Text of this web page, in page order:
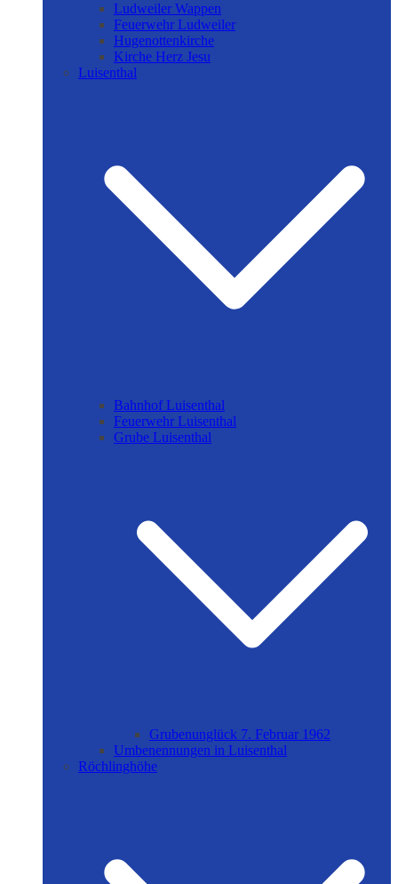
Ludweiler Wappen
Feuerwehr Ludweiler
Hugenottenkirche
Kirche Herz Jesu
Luisenthal
Bahnhof Luisenthal
Feuerwehr Luisenthal
Grube Luisenthal
Grubenunglück 7. Februar 1962
Umbenennungen in Luisenthal
Röchlinghöhe